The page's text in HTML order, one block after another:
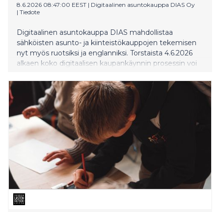
8.6.2026 08:47:00 EEST | Digitaalinen asuntokauppa DIAS Oy
| Tiedote
Digitaalinen asuntokauppa DIAS mahdollistaa
sähköisten asunto- ja kiinteistökauppojen tekemisen
nyt myös ruotsiksi ja englanniksi. Torstaista 4.6.2026
alkaen koko digitaalisen kaupankäynnin prosessin voi
asuntokaupan saavutettavuutta aikana, jolloin jo noin
kaksi kolmasosaa Suomen asunto-osakekaupoista
tehdään digitaalisesti.